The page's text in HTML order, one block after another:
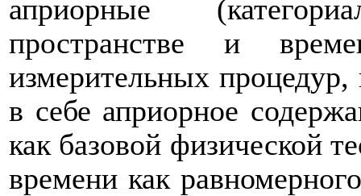
априорные
пространстве и
измерительных
в себе априорное
как базовой физической
времени как